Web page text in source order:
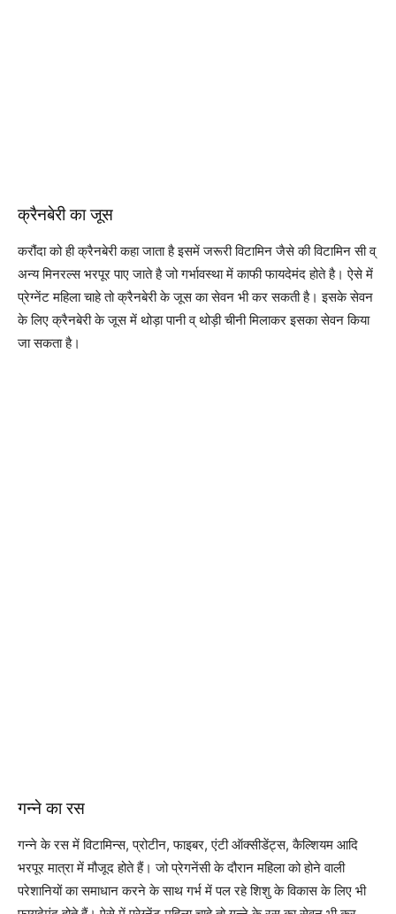
क्रैनबेरी का जूस
करौंदा को ही क्रैनबेरी कहा जाता है इसमें जरूरी विटामिन जैसे की विटामिन सी व्
अन्य मिनरल्स भरपूर पाए जाते है जो गर्भावस्था में काफी फायदेमंद होते है। ऐसे में
प्रेग्नेंट महिला चाहे तो क्रैनबेरी के जूस का सेवन भी कर सकती है। इसके सेवन
के लिए क्रैनबेरी के जूस में थोड़ा पानी व् थोड़ी चीनी मिलाकर इसका सेवन किया
जा सकता है।
गन्ने का रस
गन्ने के रस में विटामिन्स, प्रोटीन, फाइबर, एंटी ऑक्सीडेंट्स, कैल्शियम आदि
भरपूर मात्रा में मौजूद होते हैं। जो प्रेगनेंसी के दौरान महिला को होने वाली
परेशानियों का समाधान करने के साथ गर्भ में पल रहे शिशु के विकास के लिए भी